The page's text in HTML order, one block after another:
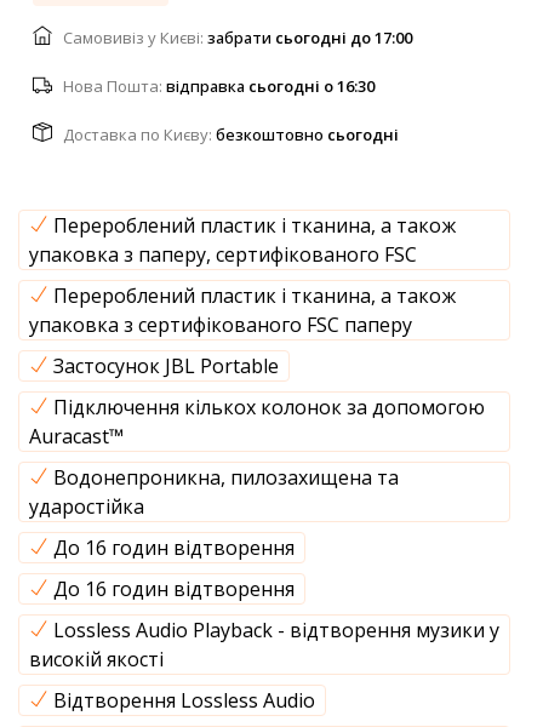
Самовивіз у Києві: забрати cьогодні до 17:00
Нова Пошта: відправка cьогодні о 16:30
Доставка по Києву: безкоштовно cьогодні
Перероблений пластик і тканина, а також
упаковка з паперу, сертифікованого FSC
Перероблений пластик і тканина, а також
упаковка з сертифікованого FSC паперу
Застосунок JBL Portable
Підключення кількох колонок за допомогою
Auracast™
Водонепроникна, пилозахищена та
ударостійка
До 16 годин відтворення
До 16 годин відтворення
Lossless Audio Playback - відтворення музики у
високій якості
Відтворення Lossless Audio